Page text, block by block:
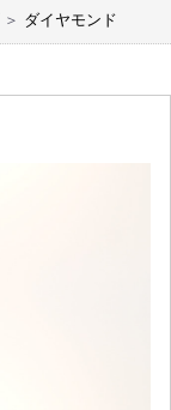
＞ ダイヤモンド